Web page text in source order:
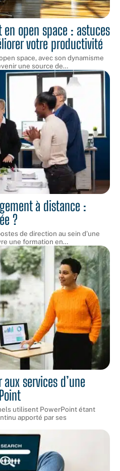
open space : astuces
votre productivité
space, avec son dynamisme
une source de…
à distance :
?
de direction au sein d'une
une formation en…
services d’une
utilisent PowerPoint étant
apporté par ses